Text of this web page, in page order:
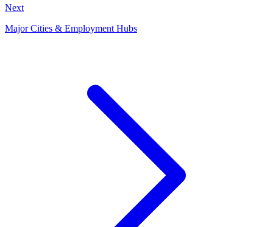
Next
Major Cities & Employment Hubs